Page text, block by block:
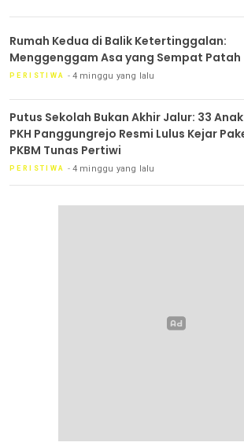
Rumah Kedua di Balik Ketertinggalan:
Menggenggam Asa yang Sempat Patah
PERISTIWA 4 minggu yang lalu
Putus Sekolah Bukan Akhir Jalur: 33 Anak
PKH Panggungrejo Resmi Lulus Kejar
PKBM Tunas Pertiwi
PERISTIWA 4 minggu yang lalu